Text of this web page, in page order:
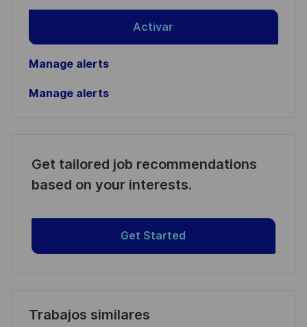
Activar
Manage alerts
Manage alerts
Get tailored job recommendations
based on your interests.
Get Started
Trabajos similares